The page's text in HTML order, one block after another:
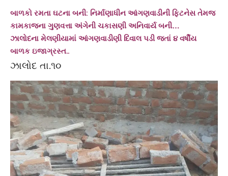
બાળકો રમતા ઘટના બની: નિર્માણાધીન આંગણવાડીની ફિટનેસ તેમજ
કામકાજના ગુણવત્તા અંગેની ચકાસણી અનિવાર્ય બની…
ઝાલોદના મેલણીયામાં આંગણવાડીણી દિવાલ પડી જતાં ૪ વર્ષીય
બાળક ઇજાગ્રસ્ત..
ઝાલોદ તા.૧૦